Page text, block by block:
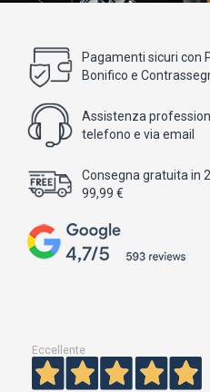
Pagamenti sicuri con
Bonifico e
Assistenza
telefono e via email
Consegna gratuita in
99,99 €
Eccellente